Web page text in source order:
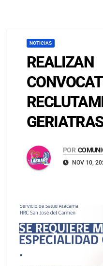
NOTICIAS
REALIZAN
POR
NOV 10,